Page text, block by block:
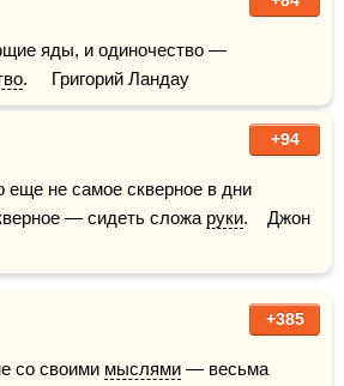
яды, и одиночество —
.     Григорий Ландау
+94
еще не самое скверное в дни
— сидеть сложа руки.    Джон
+385
со своими мыслями — весьма